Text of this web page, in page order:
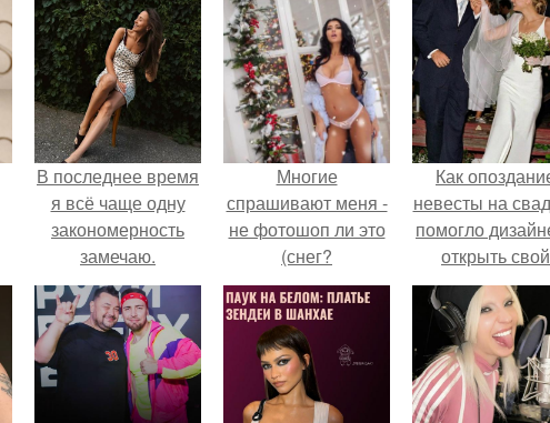
В последнее время
я всё чаще одну
закономерность
замечаю.
Многие
спрашивают меня -
не фотошоп ли это
(снег?
Как
невесты на
помогло
открыть свой
бренд.